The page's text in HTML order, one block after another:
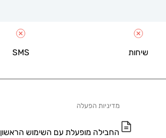
שיחות SMS
מדיניות הפעלה
החבילה מופעלת עם השימוש הראשון